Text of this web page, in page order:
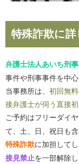
特殊詐欺に
弁護士法人あいち刑
事件や刑事事件を中
当事務所は、初回無
接弁護士が伺う直接
ご予約はフリーダイ
て、土、日、祝日も
特殊詐欺に加担して
接見禁止を一部解除